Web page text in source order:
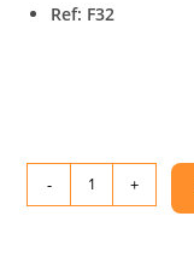
Ref: F32
- +